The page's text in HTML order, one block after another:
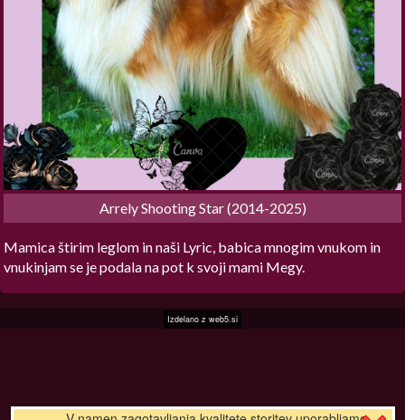
Arrely Shooting Star (2014-2025)
Mamica štirim leglom in naši Lyric, babica mnogim vnukom in
vnukinjam se je podala na pot k svoji mami Megy.
Izdelano z web5.si